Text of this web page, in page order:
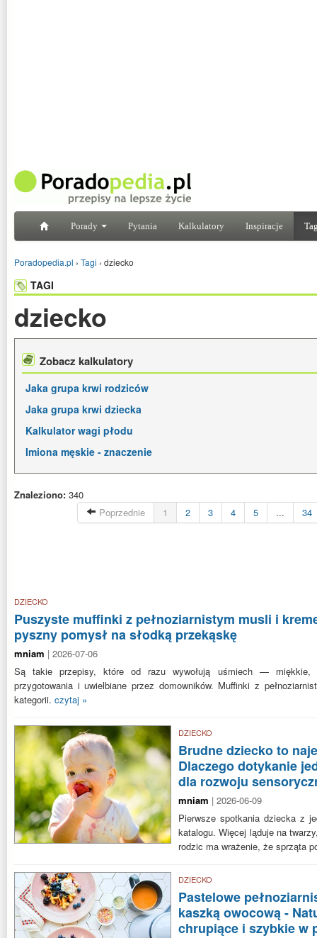
Porady Pytania Kalkulatory Inspiracje
Poradopedia.pl › Tagi › dziecko
TAGI
dziecko
Zobacz kalkulatory
Jaka grupa krwi rodziców
Jaka grupa krwi dziecka
Kalkulator wagi płodu
Imiona męskie - znaczenie
Znaleziono: 340
Poprzednie
1 2 3 4 5 ... 34
DZIECKO
Puszyste muffinki z pełnoziarnistym musli i
pyszny pomysł na słodką przekąskę
mniam | 2026-07-06
Są takie przepisy, które od razu wywołują uśmiech — miękkie,
przygotowania i uwielbiane przez domowników. Muffinki z
kategorii. czytaj »
DZIECKO
Brudne dziecko to
Dlaczego dotykanie
dla rozwoju
mniam | 2026-06-09
Pierwsze spotkania dziecka z
katalogu. Więcej ląduje na
rodzic ma wrażenie, że sprząta
DZIECKO
Pastelowe
kaszką owocową -
chrupiące i szybkie w